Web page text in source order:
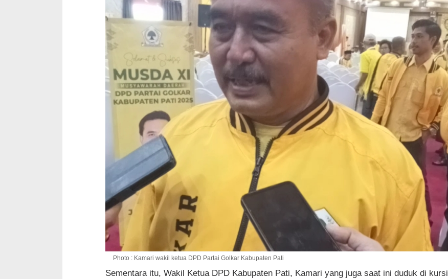
Photo : Kamari wakil ketua DPD Partai Golkar Kabupaten Pati
Sementara itu, Wakil Ketua DPD Kabupaten Pati, Kamari yang juga saat ini duduk di kursi